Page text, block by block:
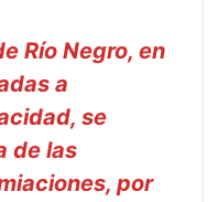
Río Negro, en
a
se
de las
por